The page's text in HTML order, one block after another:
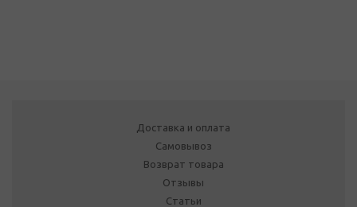
Доставка и оплата
Самовывоз
Возврат товара
Отзывы
Статьи